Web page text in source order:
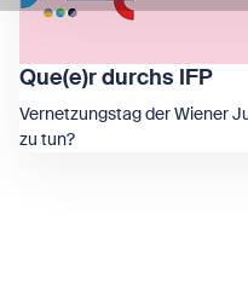
Que(e)r durchs IFP
Vernetzungstag der Wiener
zu tun?